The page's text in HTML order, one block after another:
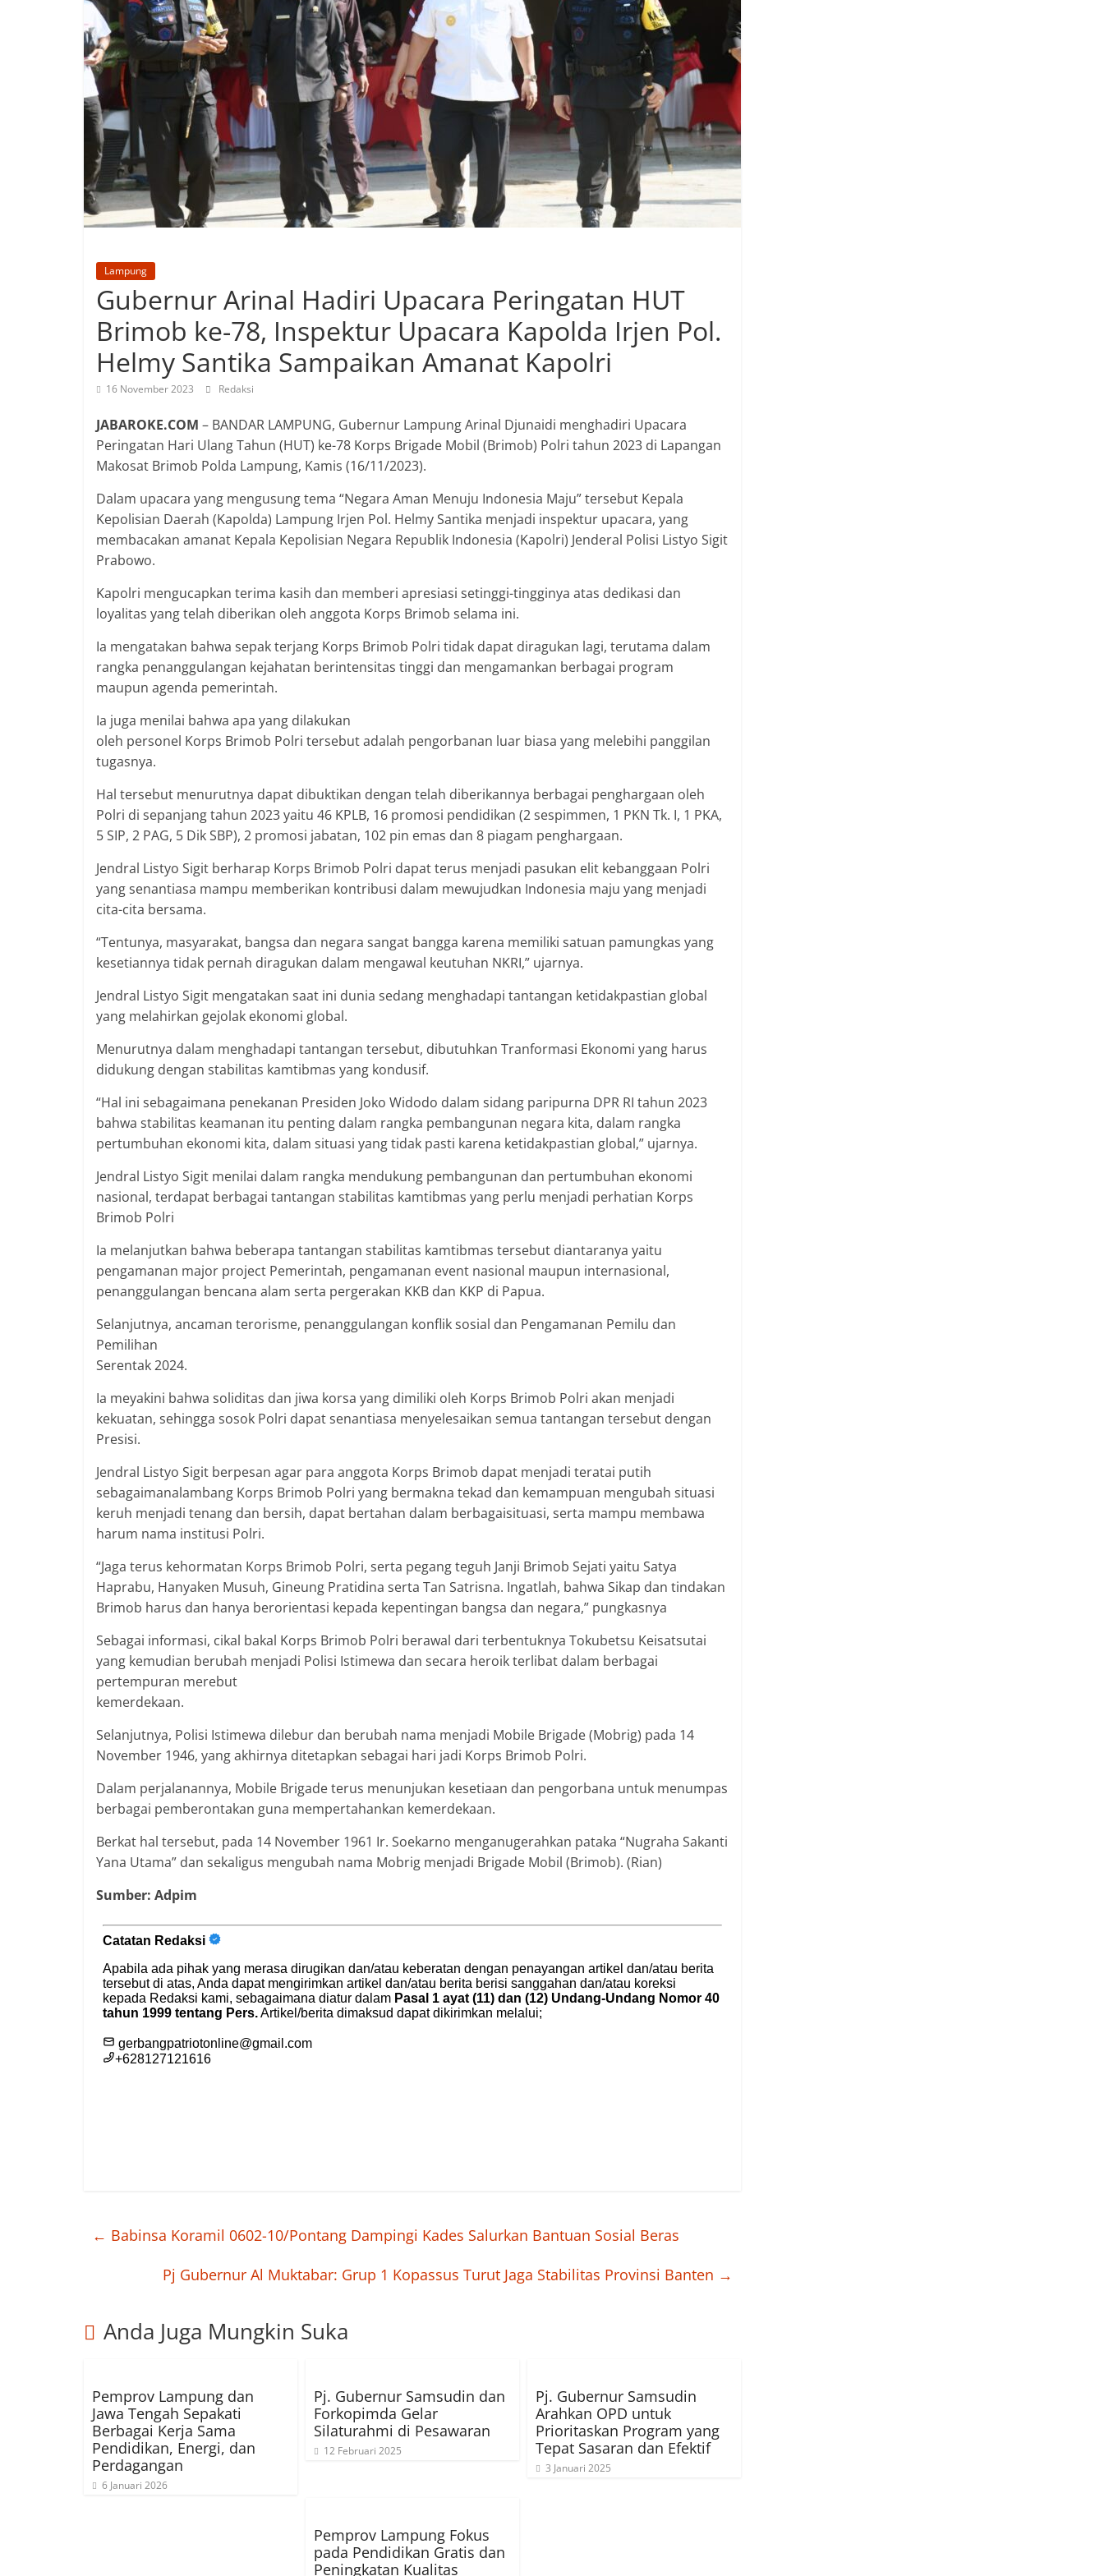
Lampung
Gubernur Arinal Hadiri Upacara Peringatan HUT
Brimob ke-78, Inspektur Upacara Kapolda Irjen Pol.
Helmy Santika Sampaikan Amanat Kapolri
16 November 2023 Redaksi
JABAROKE.COM – BANDAR LAMPUNG, Gubernur Lampung Arinal Djunaidi menghadiri Upacara
Peringatan Hari Ulang Tahun (HUT) ke-78 Korps Brigade Mobil (Brimob) Polri tahun 2023 di Lapangan
Makosat Brimob Polda Lampung, Kamis (16/11/2023).
Dalam upacara yang mengusung tema “Negara Aman Menuju Indonesia Maju” tersebut Kepala
Kepolisian Daerah (Kapolda) Lampung Irjen Pol. Helmy Santika menjadi inspektur upacara, yang
membacakan amanat Kepala Kepolisian Negara Republik Indonesia (Kapolri) Jenderal Polisi Listyo Sigit
Prabowo.
Kapolri mengucapkan terima kasih dan memberi apresiasi setinggi-tingginya atas dedikasi dan
loyalitas yang telah diberikan oleh anggota Korps Brimob selama ini.
Ia mengatakan bahwa sepak terjang Korps Brimob Polri tidak dapat diragukan lagi, terutama dalam
rangka penanggulangan kejahatan berintensitas tinggi dan mengamankan berbagai program
maupun agenda pemerintah.
Ia juga menilai bahwa apa yang dilakukan
oleh personel Korps Brimob Polri tersebut adalah pengorbanan luar biasa yang melebihi panggilan
tugasnya.
Hal tersebut menurutnya dapat dibuktikan dengan telah diberikannya berbagai penghargaan oleh
Polri di sepanjang tahun 2023 yaitu 46 KPLB, 16 promosi pendidikan (2 sespimmen, 1 PKN Tk. I, 1 PKA,
5 SIP, 2 PAG, 5 Dik SBP), 2 promosi jabatan, 102 pin emas dan 8 piagam penghargaan.
Jendral Listyo Sigit berharap Korps Brimob Polri dapat terus menjadi pasukan elit kebanggaan Polri
yang senantiasa mampu memberikan kontribusi dalam mewujudkan Indonesia maju yang menjadi
cita-cita bersama.
“Tentunya, masyarakat, bangsa dan negara sangat bangga karena memiliki satuan pamungkas yang
kesetiannya tidak pernah diragukan dalam mengawal keutuhan NKRI,” ujarnya.
Jendral Listyo Sigit mengatakan saat ini dunia sedang menghadapi tantangan ketidakpastian global
yang melahirkan gejolak ekonomi global.
Menurutnya dalam menghadapi tantangan tersebut, dibutuhkan Tranformasi Ekonomi yang harus
didukung dengan stabilitas kamtibmas yang kondusif.
“Hal ini sebagaimana penekanan Presiden Joko Widodo dalam sidang paripurna DPR RI tahun 2023
bahwa stabilitas keamanan itu penting dalam rangka pembangunan negara kita, dalam rangka
pertumbuhan ekonomi kita, dalam situasi yang tidak pasti karena ketidakpastian global,” ujarnya.
Jendral Listyo Sigit menilai dalam rangka mendukung pembangunan dan pertumbuhan ekonomi
nasional, terdapat berbagai tantangan stabilitas kamtibmas yang perlu menjadi perhatian Korps
Brimob Polri
Ia melanjutkan bahwa beberapa tantangan stabilitas kamtibmas tersebut diantaranya yaitu
pengamanan major project Pemerintah, pengamanan event nasional maupun internasional,
penanggulangan bencana alam serta pergerakan KKB dan KKP di Papua.
Selanjutnya, ancaman terorisme, penanggulangan konflik sosial dan Pengamanan Pemilu dan
Pemilihan
Serentak 2024.
Ia meyakini bahwa soliditas dan jiwa korsa yang dimiliki oleh Korps Brimob Polri akan menjadi
kekuatan, sehingga sosok Polri dapat senantiasa menyelesaikan semua tantangan tersebut dengan
Presisi.
Jendral Listyo Sigit berpesan agar para anggota Korps Brimob dapat menjadi teratai putih
sebagaimanalambang Korps Brimob Polri yang bermakna tekad dan kemampuan mengubah situasi
keruh menjadi tenang dan bersih, dapat bertahan dalam berbagaisituasi, serta mampu membawa
harum nama institusi Polri.
“Jaga terus kehormatan Korps Brimob Polri, serta pegang teguh Janji Brimob Sejati yaitu Satya
Haprabu, Hanyaken Musuh, Gineung Pratidina serta Tan Satrisna. Ingatlah, bahwa Sikap dan tindakan
Brimob harus dan hanya berorientasi kepada kepentingan bangsa dan negara,” pungkasnya
Sebagai informasi, cikal bakal Korps Brimob Polri berawal dari terbentuknya Tokubetsu Keisatsutai
yang kemudian berubah menjadi Polisi Istimewa dan secara heroik terlibat dalam berbagai
pertempuran merebut
kemerdekaan.
Selanjutnya, Polisi Istimewa dilebur dan berubah nama menjadi Mobile Brigade (Mobrig) pada 14
November 1946, yang akhirnya ditetapkan sebagai hari jadi Korps Brimob Polri.
Dalam perjalanannya, Mobile Brigade terus menunjukan kesetiaan dan pengorbana untuk menumpas
berbagai pemberontakan guna mempertahankan kemerdekaan.
Berkat hal tersebut, pada 14 November 1961 Ir. Soekarno menganugerahkan pataka “Nugraha Sakanti
Yana Utama” dan sekaligus mengubah nama Mobrig menjadi Brigade Mobil (Brimob). (Rian)
Sumber: Adpim
← Babinsa Koramil 0602-10/Pontang Dampingi Kades Salurkan Bantuan Sosial Beras
Pj Gubernur Al Muktabar: Grup 1 Kopassus Turut Jaga Stabilitas Provinsi Banten →
Anda Juga Mungkin Suka
Pemprov Lampung dan
Jawa Tengah Sepakati
Berbagai Kerja Sama
Pendidikan, Energi, dan
Perdagangan
6 Januari 2026
Pj. Gubernur Samsudin dan
Forkopimda Gelar
Silaturahmi di Pesawaran
12 Februari 2025
Pj. Gubernur Samsudin
Arahkan OPD untuk
Prioritaskan Program yang
Tepat Sasaran dan Efektif
3 Januari 2025
Pemprov Lampung Fokus
pada Pendidikan Gratis dan
Peningkatan Kualitas